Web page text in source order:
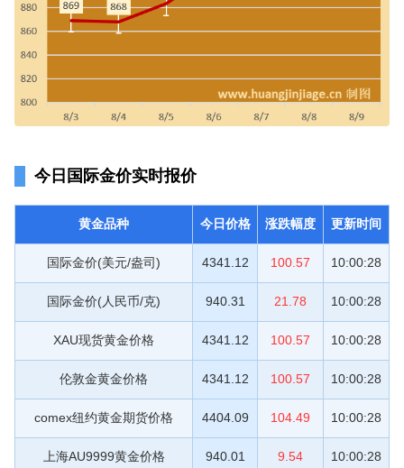
今日国际金价实时报价
黄金品种 今日价格 涨跌幅度 更新时间
国际金价(美元/盎司) 4341.12 100.57 10:00:28
国际金价(人民币/克) 940.31 21.78 10:00:28
XAU现货黄金价格 4341.12 100.57 10:00:28
伦敦金黄金价格 4341.12 100.57 10:00:28
comex纽约黄金期货价格 4404.09 104.49 10:00:28
上海AU9999黄金价格 940.01 9.54 10:00:28